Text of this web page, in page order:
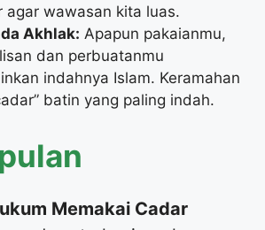
agar wawasan kita luas.
Akhlak: Apapun pakaianmu,
dan perbuatanmu
indahnya Islam. Keramahan
batin yang paling indah.
Memakai Cadar